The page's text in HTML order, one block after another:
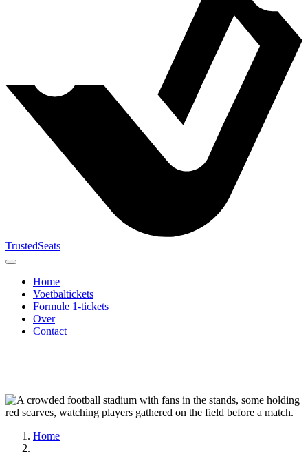
TrustedSeats
Home
Voetbaltickets
Formule 1-tickets
Over
Contact
Home